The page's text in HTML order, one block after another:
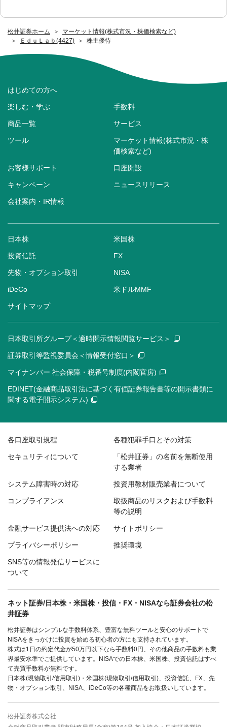
松井証券ホーム
マーケット情報(株式市況・株価検索など)
ＥｄｕＬａｂ(4427)
株主優待
はじめての方へ
楽しむ・学ぶ 手数料
商品一覧 サービス
ツール
マーケット情報(株式市況・株
価検索など)
お客様サポート 口座開設
キャンペーン ニュースリリース
会社案内・IR情報
日本株 米国株
投資信託 FX
先物・オプション取引 NISA
iDeCo 米ドルMMF
サイトマップ
日本取引所グループ＜適時開示情報閲覧サービス＞
証券取引等監視委員会＜情報受付窓口＞
マイナンバー 社会保障・税番号制度(内閣官房)
EDINET(金融商品取引法に基づく有価証券報告書等の開示書類に
関する電子開示システム)
各口座取引規程 各種犯罪手口とその対策
セキュリティについて
「松井証券」の名前を無断使用
する業者
システム障害時の対応 投資用教材販売業者について
コンプライアンス
取扱商品のリスクおよび手数料
等の説明
金融サービス提供法への対応 サイトポリシー
プライバシーポリシー 推奨環境
SNS等の情報発信サービスに
ついて
ネット証券/日本株・米国株・投信・FX・NISAなら証券会社の松
井証券
松井証券はシンプルな手数料体系、豊富な無料ツールと安心のサポートで
NISAをきっかけに投資を始める初心者の方にも支持されています。
株式は1日の約定代金が50万円以下なら手数料0円、その他商品の手数料も業
界最安水準でご提供しています。NISAでの日本株、米国株、投資信託はすべ
て売買手数料が無料です。
日本株(現物取引/信用取引)・米国株(現物取引/信用取引)、投資信託、FX、先
物・オプション取引、NISA、iDeCo等の各種商品をお取扱いしています。
松井証券株式会社